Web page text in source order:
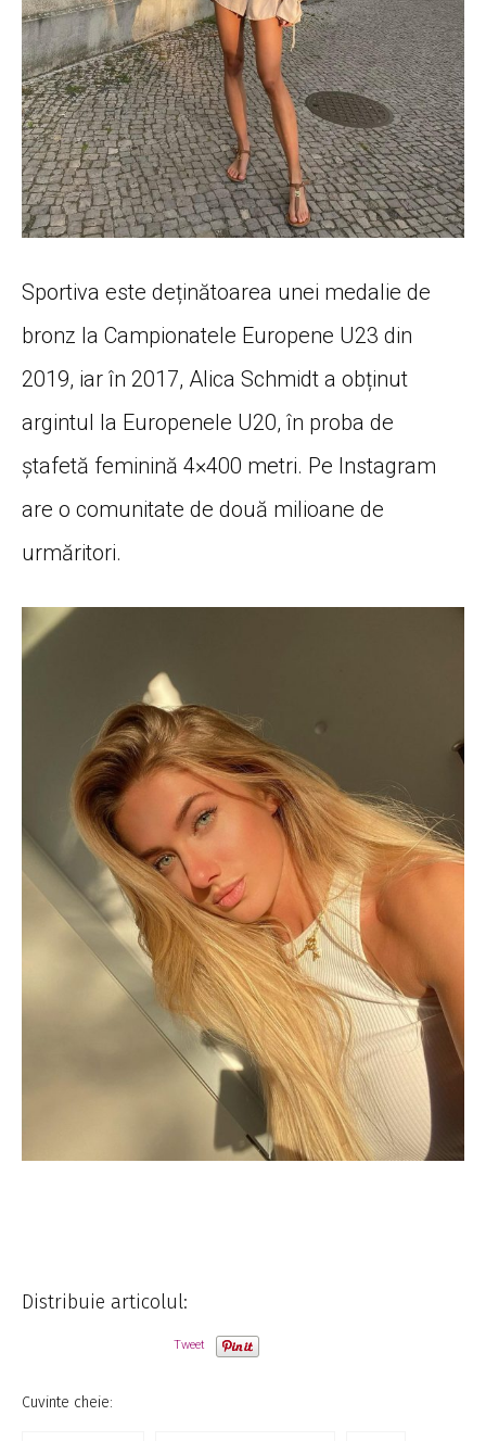
Sportiva este deținătoarea unei medalie de
bronz la Campionatele Europene U23 din
2019, iar în 2017, Alica Schmidt a obținut
argintul la Europenele U20, în proba de
ștafetă feminină 4×400 metri. Pe Instagram
are o comunitate de două milioane de
urmăritori.
Distribuie articolul:
Tweet
Cuvinte cheie: